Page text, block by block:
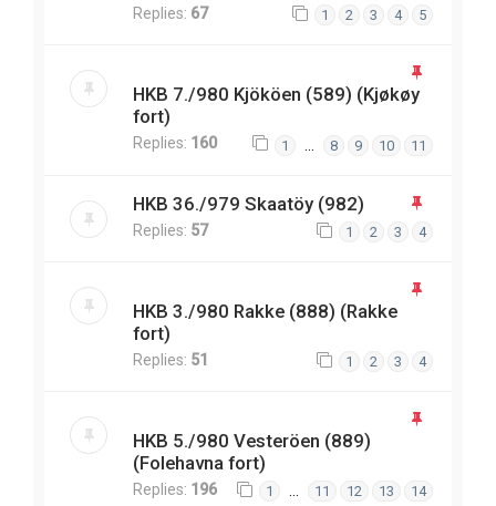
Replies: 67 1 2 3 4 5
HKB 7./980 Kjököen (589) (Kjøkøy
fort)
Replies: 160 1 8 9 10 11
HKB 36./979 Skaatöy (982)
Replies: 57 1 2 3 4
HKB 3./980 Rakke (888) (Rakke
fort)
Replies: 51 1 2 3 4
HKB 5./980 Vesteröen (889)
(Folehavna fort)
Replies: 196 1 11 12 13 14